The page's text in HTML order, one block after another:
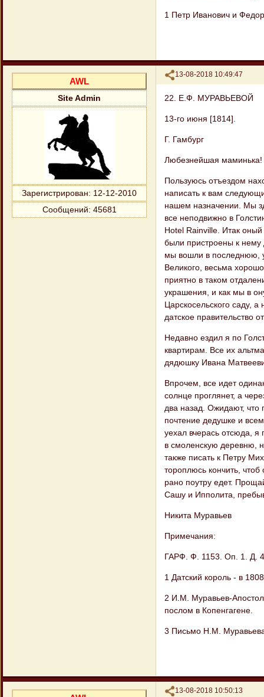
1 Петр Иванович и
Поделиться
13-08-2018 10:49:47
AWL
Site Admin
Зарегистрирован: 12-12-2010
Сообщений: 45681
22. Е.Ф. МУРАВЬЕВОЙ
13-го июня [1814].
Г. Гамбург
Любезнейшая маминька!
Пользуюсь отъездом
написать к вам
нашем назначении. Мы
все неподвижно в
Hotel Rainville. Итак
были пристроены к нему
мы вошли в последнюю,
Великого, весьма
приятно в таком
украшения, и как мы в
Царскосельского саду,
датское правительство
Недавно ездил я по
квартирам. Все их
дядюшку Ивана
Впрочем, все идет
солнце проглянет, а
два назад. Ожидают, что
почтение дедушке и
уехал вчерась отсюда,
в смоленскую деревню,
также писать к Петру
тороплюсь кончить, чтоб
рано поутру едет.
Сашу и Ипполита,
Никита Муравьев
Примечания:
ГАРФ. Ф. 1153. Оп. 1. Д.
1 Датский король - в
2 И.М. Муравьев-
послом в Копенгагене.
3 Письмо Н.М.
Поделиться
13-08-2018 10:50:13